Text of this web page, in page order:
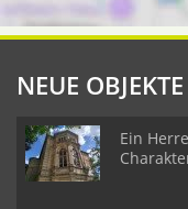
NEUE OBJEKTE
Ein